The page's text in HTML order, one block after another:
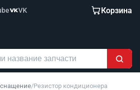
VKVK Корзина
/Резистор кондиционера